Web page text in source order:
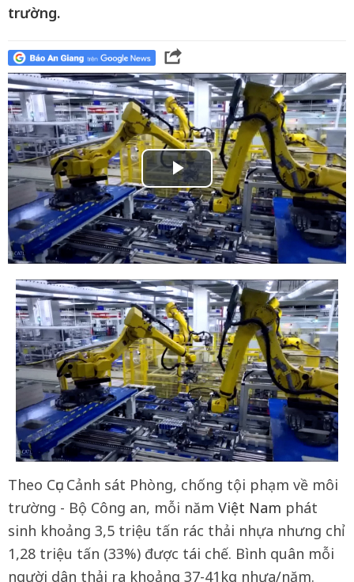
trường.
Theo Cục Cảnh sát Phòng, chống tội phạm về môi
trường - Bộ Công an, mỗi năm Việt Nam phát
sinh khoảng 3,5 triệu tấn rác thải nhựa nhưng chỉ
1,28 triệu tấn (33%) được tái chế. Bình quân mỗi
người dân thải ra khoảng 37-41kg nhựa/năm.